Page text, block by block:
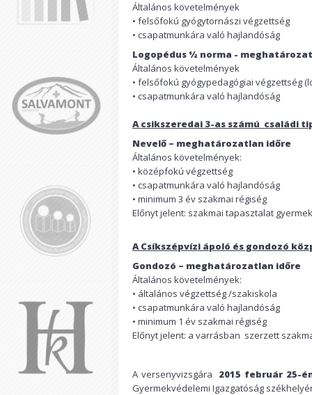
Általános
• felsőfokú gyógytornászi végzettség
• csapatmunkára való hajlandóság
Logopédus ½ norma -
Általános
• felsőfokú gyógypedagógiai végzettség
• csapatmunkára való hajlandóság
A csikszeredai 3-as számú családi
Nevelő –
Általános követelmények:
• középfokú végzettség
• csapatmunkára való hajlandóság
• minimum 3 év szakmai régiség
Előnyt jelent: szakmai tapasztalat
A Csíkszépvízi ápoló és gondozó
Gondozó –
Általános követelmények:
• általános végzettség /szakiskola
• csapatmunkára való hajlandóság
• minimum 1 év szakmai régiség
Előnyt jelent: a varrásban szerzett
A versenyvizsgára 2015 február 25-
Gyermekvédelemi Igazgatóság